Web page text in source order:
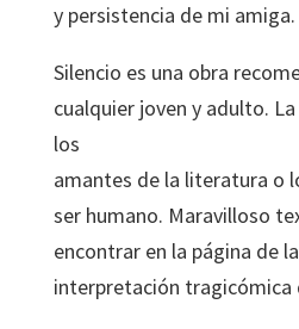
y persistencia de mi amiga.
Silencio es una obra
cualquier joven y adulto.
los
amantes de la literatura o
ser humano. Maravilloso
encontrar en la página de
interpretación tragicómica